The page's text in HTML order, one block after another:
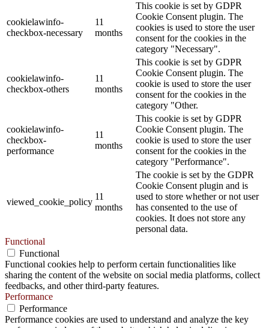
cookielawinfo-
checkbox-necessary
11
months
This cookie is set by GDPR
Cookie Consent plugin. The
cookies is used to store the user
consent for the cookies in the
category "Necessary".
cookielawinfo-
checkbox-others
11
months
This cookie is set by GDPR
Cookie Consent plugin. The
cookie is used to store the user
consent for the cookies in the
category "Other.
cookielawinfo-
checkbox-
performance
11
months
This cookie is set by GDPR
Cookie Consent plugin. The
cookie is used to store the user
consent for the cookies in the
category "Performance".
viewed_cookie_policy
11
months
The cookie is set by the GDPR
Cookie Consent plugin and is
used to store whether or not user
has consented to the use of
cookies. It does not store any
personal data.
Functional
Functional
Functional cookies help to perform certain functionalities like
sharing the content of the website on social media platforms, collect
feedbacks, and other third-party features.
Performance
Performance
Performance cookies are used to understand and analyze the key